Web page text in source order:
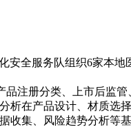
全服务队组织6家本地
注册分类、上市后监管
析在产品设计、材质选
收集、风险趋势分析等